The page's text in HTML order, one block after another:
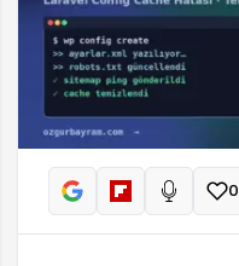
Sesli oku0